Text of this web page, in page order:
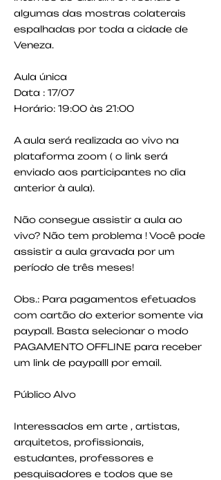
algumas das mostras colaterais
espalhadas por toda a cidade de
Veneza.
Aula única
Data : 17/07
Horário: 19:00 às 21:00
A aula será realizada ao vivo na
plataforma zoom ( o link será
enviado aos participantes no dia
anterior à aula).
Não consegue assistir a aula ao
vivo? Não tem problema ! Você pode
assistir a aula gravada por um
período de três meses!
Obs.: Para pagamentos efetuados
com cartão do exterior somente via
paypall. Basta selecionar o modo
PAGAMENTO OFFLINE para receber
um link de paypalll por email.
Público Alvo
Interessados em arte , artistas,
arquitetos, profissionais,
estudantes, professores e
pesquisadores e todos que se